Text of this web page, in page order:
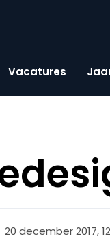
Vacatures
20 december 2017,